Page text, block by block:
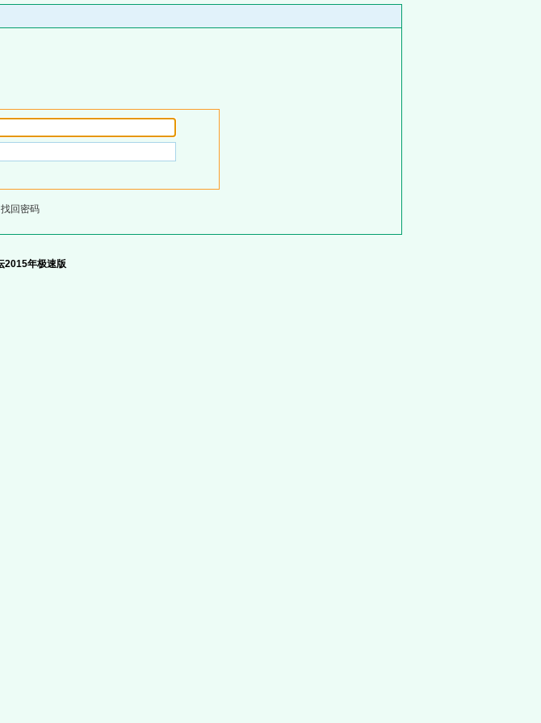
找回密码
2015年极速版